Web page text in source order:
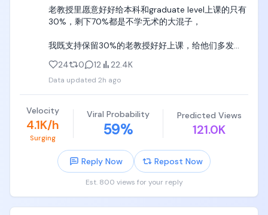
电子类绝大多数专业课，是根本就他妈不跟你聊设
学，不学滚，
这种编程小天才们，天天看lisp intepreter都要重写一
遍，看操作系统不爽就重写，看数据库不爽就重写一
按着脑袋学四年电子自动化，给我理解背诵三极管的
特征曲线，给我学PID调参，给我刷电路题（上学期
+下学期总共10学分），
这种完全等于精神折磨，大部分编程小天才们根本坚
持不下去，就直接精神崩溃了。
对于这种孩子，我唯一忠告就是，放弃幻想，老实实
小学初中高中不学习，不是你的错，不是学习的错，
到了大学阶段，首先要挑选好的学校，深职院、深信
强于99%的二本三本，进去之后才能认真学技术，踏
踏实实吃几年苦，系统性地学两三年专业课，才能有
一个工程行业和技术的起点。
如果为了本科的名声，300分选一个垃圾三本，进去
之后继续混四年日子，刷抖音打游戏浪费四年光阴，
完全是对自己人生和青春的巨大浪费，也是浪费了你
最后一次学习的机会。
老教授里愿意好好给本科和graduate level上课的只有
30%，剩下70%都是不学无术的大混子，
我既支持保留30%的老教授好好上课，给他们多发
力全心全意给本科生上课，
我同时支持全部裁掉不做research也不好好上课的
70%的老教授， 请他们去更适合他们的岗位。
24 0 12 22.4K
Data updated 2h ago
Velocity
4.1K/h
Surging
Viral Probability
59%
Predicted Views
121.0K
Reply Now Repost Now
Est. 800 views for your reply